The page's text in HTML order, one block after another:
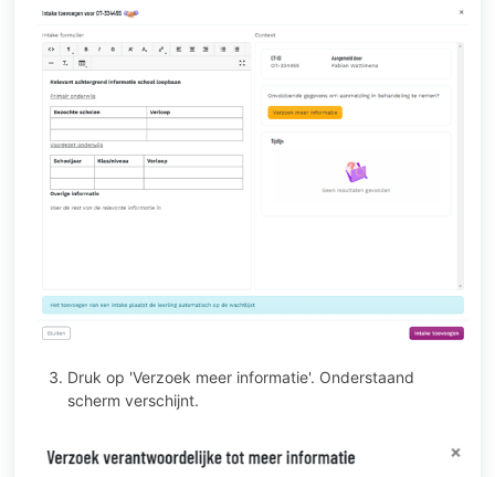
Druk op 'Verzoek meer informatie'. Onderstaand
scherm verschijnt.